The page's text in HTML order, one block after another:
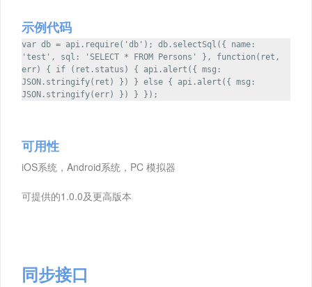
示例代码
var db = api.require('db'); db.selectSql({ name:
'test', sql: 'SELECT * FROM Persons' }, function(ret,
err) { if (ret.status) { api.alert({ msg:
JSON.stringify(ret) }) } else { api.alert({ msg:
JSON.stringify(err) }) } });
可用性
iOS系统，Android系统，PC 模拟器
可提供的1.0.0及更高版本
同步接口